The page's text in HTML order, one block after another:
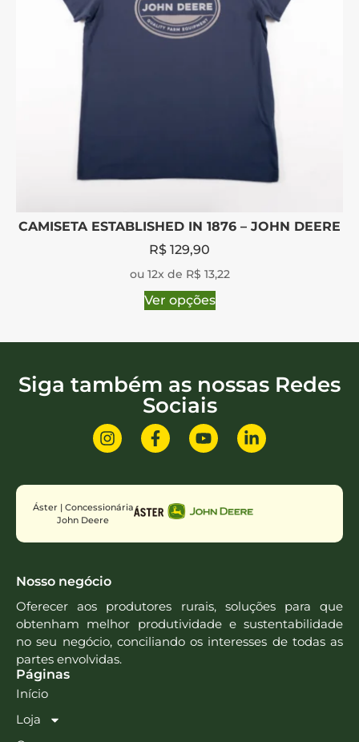
CAMISETA ESTABLISHED IN 1876 – JOHN DEERE
R$ 129,90
ou 12x de R$ 13,22
Ver opções
Siga também as nossas Redes
Sociais
Áster | Concessionária
John Deere
Nosso negócio
Oferecer aos produtores rurais, soluções para que
obtenham melhor produtividade e sustentabilidade
no seu negócio, conciliando os interesses de todas as
partes envolvidas.
Páginas
Início
Loja